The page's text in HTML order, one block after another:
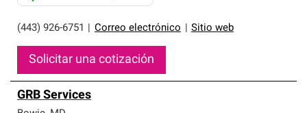
(443) 926-6751 Correo electrónico Sitio web
Solicitar una cotización
GRB Services